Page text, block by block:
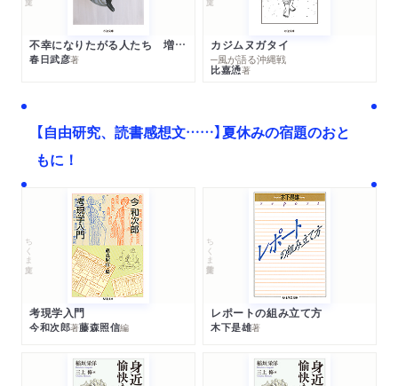
不幸になりたがる人たち 増補新版
春日武彦著
カジムヌガタイ
─風が語る沖縄戦
比嘉慂著
【自由研究、読書感想文……】夏休みの宿題のおと
もに！
ちくま文庫
考現学入門
今和次郎著藤森照信編
ちくま学芸文庫
レポートの組み立て方
木下是雄著